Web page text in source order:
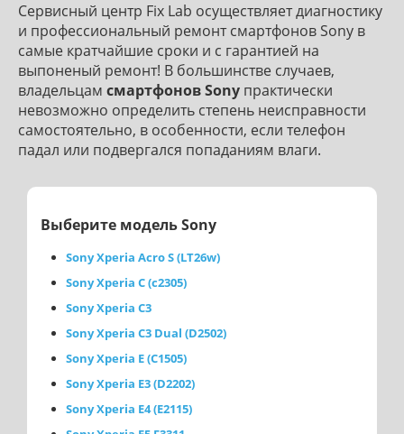
Сервисный центр Fix Lab осуществляет диагностику
и профессиональный ремонт смартфонов Sony в
самые кратчайшие сроки и с гарантией на
выпоненый ремонт! В большинстве случаев,
владельцам смартфонов Sony практически
невозможно определить степень неисправности
самостоятельно, в особенности, если телефон
падал или подвергался попаданиям влаги.
Выберите модель Sony
Sony Xperia Acro S (LT26w)
Sony Xperia C (c2305)
Sony Xperia C3
Sony Xperia C3 Dual (D2502)
Sony Xperia E (C1505)
Sony Xperia E3 (D2202)
Sony Xperia E4 (E2115)